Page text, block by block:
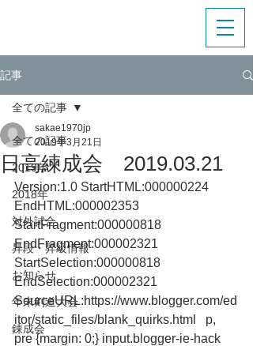
記事
全ての記事
2019年
2018年
対外試合
昇段・昇級情報
お知らせ
年末剣道大会
錬成会
全ての記事
日高練成会 2019.03.21
sakae1970jp
2019年3月21日
Version:1.0 StartHTML:000000224
EndHTML:000002353
StartFragment:000000818
EndFragment:000002321
StartSelection:000000818
EndSelection:000002321
SourceURL:https://www.blogger.com/ed
itor/static_files/blank_quirks.html   p,
pre {margin: 0;} input.blogger-ie-hack